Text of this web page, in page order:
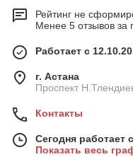
Рейтинг не
Менее 5 отзывов за
Работает с
г. Астана
Проспект
Контакты
Сегодня работает
Показать весь